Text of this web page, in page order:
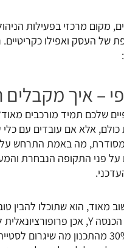
מקום מרכזי בפעילות
– איך
שלכם תמיד מורכבים
מה באמת התרחש על
פני התקופה הנבחרת
ובפועל ביצעו 30% מהתכנון